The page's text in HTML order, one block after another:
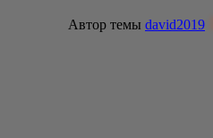
Автор темы david2019